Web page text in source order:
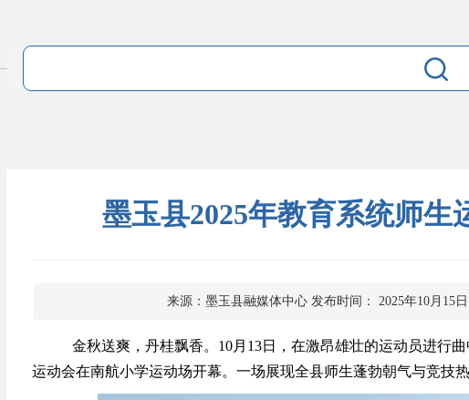
墨玉县2025年教育系统师生
来源：墨玉县融媒体中心 发布时间： 2025年10月15日
金秋送爽，丹桂飘香。 10月13日，在激昂雄壮的运动员进行
运动会在南航小学运动场开幕。一场展现全县师生蓬勃朝气与竞技